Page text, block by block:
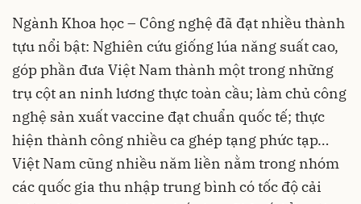
Ngành Khoa học – Công nghệ đã đạt nhiều thành
tựu nổi bật: Nghiên cứu giống lúa năng suất cao,
góp phần đưa Việt Nam thành một trong những
trụ cột an ninh lương thực toàn cầu; làm chủ công
nghệ sản xuất vaccine đạt chuẩn quốc tế; thực
hiện thành công nhiều ca ghép tạng phức tạp…
Việt Nam cũng nhiều năm liền nằm trong nhóm
các quốc gia thu nhập trung bình có tốc độ cải